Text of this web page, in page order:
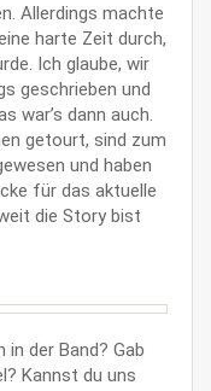
Allerdings machte
harte Zeit durch,
Ich glaube, wir
geschrieben und
war’s dann auch.
getourt, sind zum
und haben
für das aktuelle
die Story bist
der Band? Gab
Kannst du uns